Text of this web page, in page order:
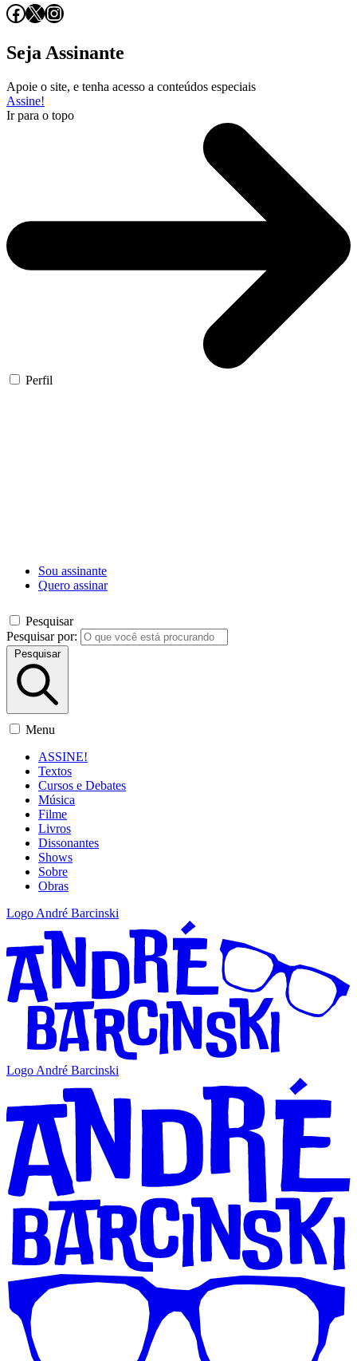
Facebook
X Instagram
Seja Assinante
Apoie o site, e tenha acesso a conteúdos especiais
Assine!
Ir para o topo
Perfil
Sou assinante
Quero assinar
Pesquisar
Pesquisar por:
Pesquisar
Menu
ASSINE!
Textos
Cursos e Debates
Música
Filme
Livros
Dissonantes
Shows
Sobre
Obras
Logo André Barcinski
Logo André Barcinski